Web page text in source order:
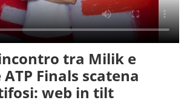
tra Milik e
Finals scatena
web in tilt